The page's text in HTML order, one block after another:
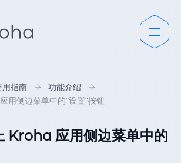
指南
功能介绍
侧边菜单中的“设置”按钮
Kroha 应用侧边菜单中的